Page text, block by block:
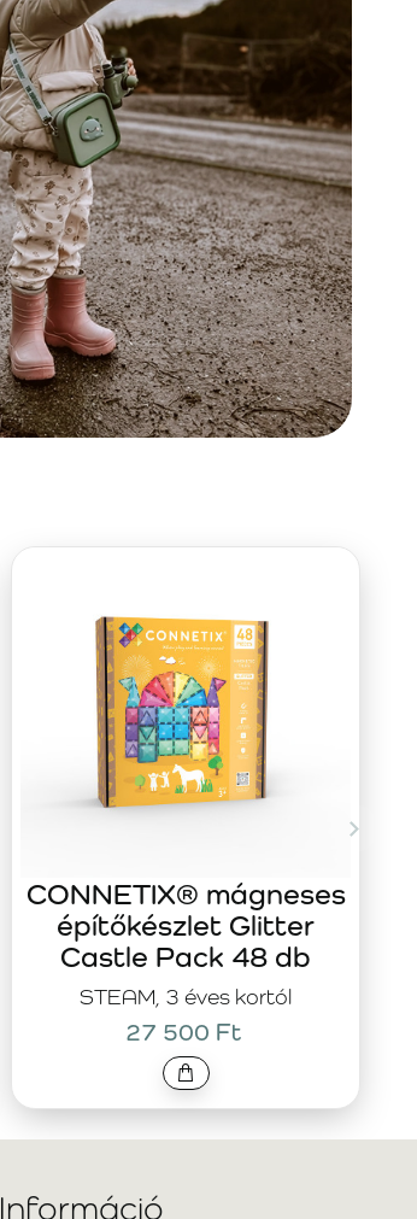
STEAM, 3 éves kortól
CONNETIX® mágneses
építőkészlet Glitter
Castle Pack 48 db
27 500 Ft
Információ